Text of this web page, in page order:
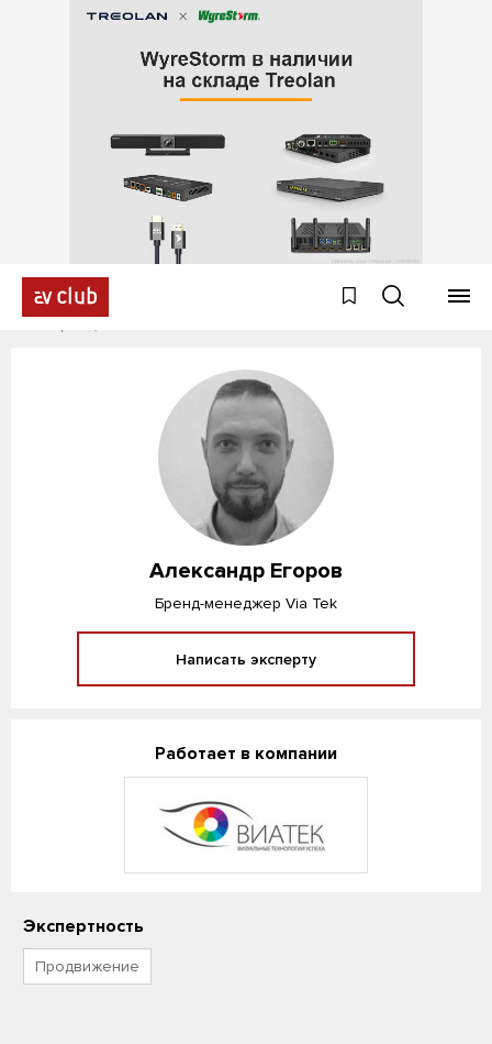
Эксперты
Александр Егоров
Бренд-менеджер Via Tek
Написать эксперту
Работает в компании
Экспертность
Продвижение